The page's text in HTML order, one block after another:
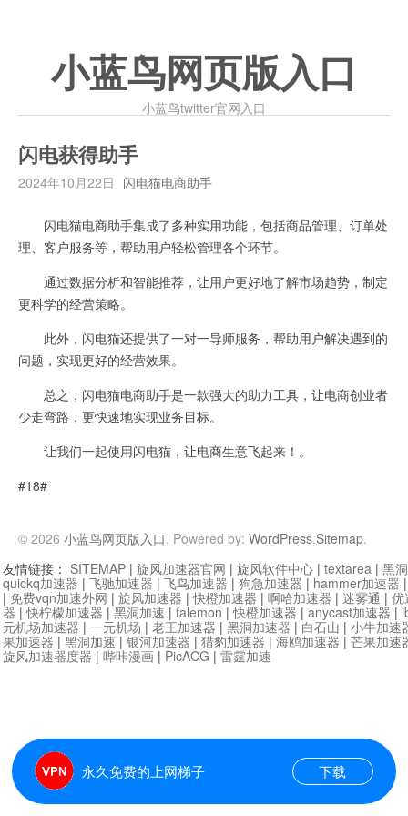
小蓝鸟网页版入口
小蓝鸟twitter官网入口
闪电获得助手
2024年10月22日 闪电猫电商助手
闪电猫电商助手集成了多种实用功能，包括商品管理、订单处
理、客户服务等，帮助用户轻松管理各个环节。
通过数据分析和智能推荐，让用户更好地了解市场趋势，制定
更科学的经营策略。
此外，闪电猫还提供了一对一导师服务，帮助用户解决遇到的
问题，实现更好的经营效果。
总之，闪电猫电商助手是一款强大的助力工具，让电商创业者
少走弯路，更快速地实现业务目标。
让我们一起使用闪电猫，让电商生意飞起来！。
#18#
© 2026 小蓝鸟网页版入口. Powered by: WordPress.Sitemap.
永久免费的上网梯子 下载
友情链接： SITEMAP | 旋风加速器官网 | 旋风软件中心 | textarea | 黑
quickq加速器 | 飞驰加速器 | 飞鸟加速器 | 狗急加速器 | hammer加速器
| 免费vqn加速外网 | 旋风加速器 |快橙加速器 | 啊哈加速器 | 迷雾通 | 优
器 |快柠檬加速器 | 黑洞加速 | falemon |快橙加速器 | anycast加速器 |
元机场加速器 | 一元机场 | 老王加速器 | 黑洞加速器 | 白石山 | 小牛加速
果加速器 | 黑洞加速 | 银河加速器 | 猎豹加速器 | 海鸥加速器 | 芒果加速
旋风加速器度器 | 哔咔漫画 | PicACG | 雷霆加速